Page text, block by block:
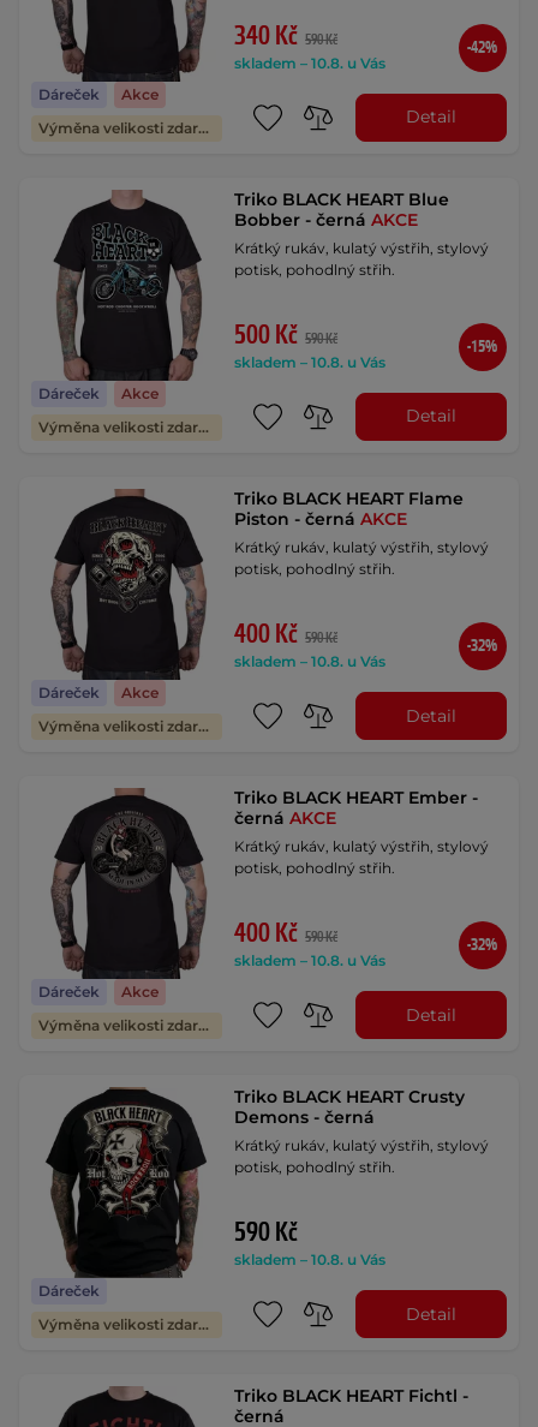
Dáreček
Akce
Výměna velikosti zdarma
340 Kč 590 Kč
skladem – 10.8. u Vás
-42%
Detail
Dáreček
Akce
Výměna velikosti zdarma
Triko BLACK HEART Blue
Bobber - černáAKCE
Krátký rukáv, kulatý výstřih, stylový
potisk, pohodlný střih.
500 Kč 590 Kč
skladem – 10.8. u Vás
-15%
Detail
Dáreček
Akce
Výměna velikosti zdarma
Triko BLACK HEART Flame
Piston - černáAKCE
Krátký rukáv, kulatý výstřih, stylový
potisk, pohodlný střih.
400 Kč 590 Kč
skladem – 10.8. u Vás
-32%
Detail
Dáreček
Akce
Výměna velikosti zdarma
Triko BLACK HEART Ember -
černáAKCE
Krátký rukáv, kulatý výstřih, stylový
potisk, pohodlný střih.
400 Kč 590 Kč
skladem – 10.8. u Vás
-32%
Detail
Dáreček
Výměna velikosti zdarma
Triko BLACK HEART Crusty
Demons - černá
Krátký rukáv, kulatý výstřih, stylový
potisk, pohodlný střih.
590 Kč
skladem – 10.8. u Vás
Detail
Triko BLACK HEART Fichtl -
černá